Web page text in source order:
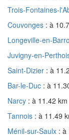
Trois-Fontaines-
Couvonges : à
Longeville-en-
Juvigny-en-
Saint-Dizier : à
Bar-le-Duc : à
Narcy : à 11.42 km
Tannois : à 11.49
Ménil-sur-Saulx : à